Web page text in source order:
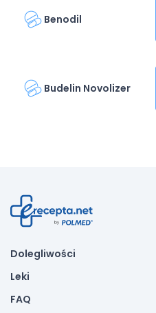
Benodil
Budelin Novolizer
Dolegliwości
Leki
FAQ